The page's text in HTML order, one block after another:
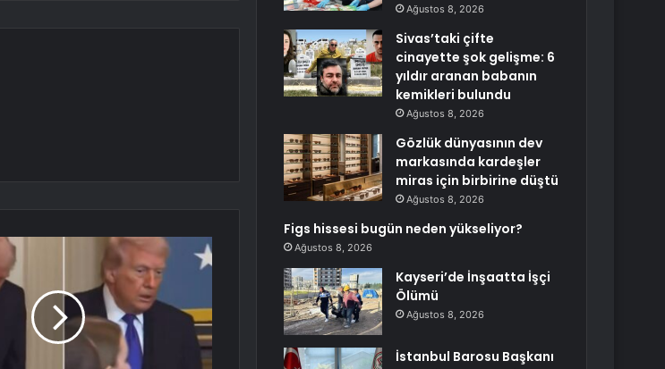
Ağustos 8, 2026
Sivas’taki çifte
cinayette şok gelişme: 6
yıldır aranan babanın
kemikleri bulundu
Ağustos 8, 2026
Gözlük dünyasının dev
markasında kardeşler
miras için birbirine düştü
Ağustos 8, 2026
Figs hissesi bugün neden yükseliyor?
Ağustos 8, 2026
Kayseri’de İnşaatta İşçi
Ölümü
Ağustos 8, 2026
İstanbul Barosu Başkanı